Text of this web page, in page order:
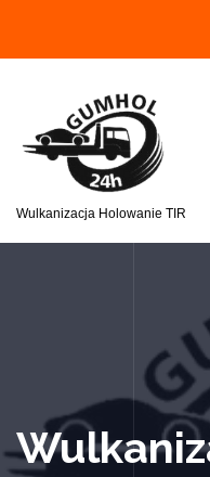
Wulkanizacja Holowanie TIR